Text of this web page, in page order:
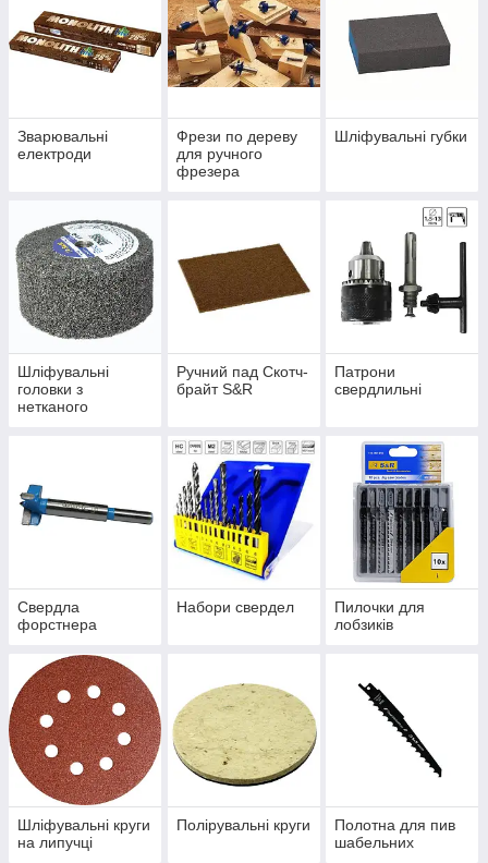
Зварювальні
електроди
Фрези по дереву
для ручного
фрезера
Шліфувальні губки
Шліфувальні
головки з
нетканого
Ручний пад Скотч-
брайт S&R
Патрони
свердлильні
Свердла
форстнера
Набори свердел
Пилочки для
лобзиків
Шліфувальні круги
на липучці
Полірувальні круги
Полотна для пив
шабельних